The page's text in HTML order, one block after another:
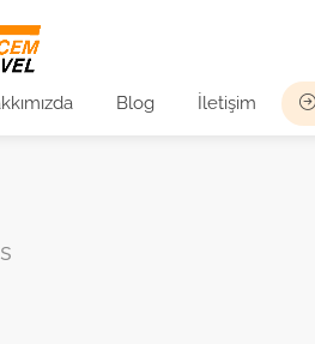
Blog İletişim